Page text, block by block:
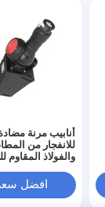
أنابيب مرنة
للانفجار من
والفولاذ المقاوم
لتركيبات المناطق
الخطرة
افضل